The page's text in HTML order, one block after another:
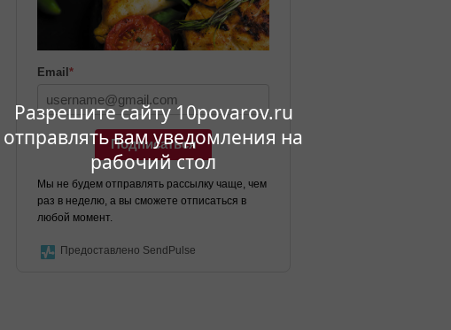
Разрешите сайту 10povarov.ru
отправлять вам уведомления на
рабочий стол
Email *
Подписаться
Мы не будем отправлять рассылку чаще, чем
раз в неделю, а вы сможете отписаться в
любой момент.
Предоставлено SendPulse